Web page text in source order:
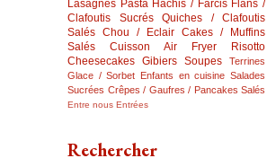
Lasagnes Pasta Hachis / Farcis Flans /
Clafoutis Sucrés
Quiches / Clafoutis
Salés Chou / Eclair Cakes / Muffins
Salés
Cuisson Air Fryer
Risotto
Cheesecakes Gibiers Soupes
Terrines
Glace / Sorbet Enfants en cuisine Salades
Sucrées Crêpes / Gaufres / Pancakes Salés
Entre nous Entrées
Rechercher